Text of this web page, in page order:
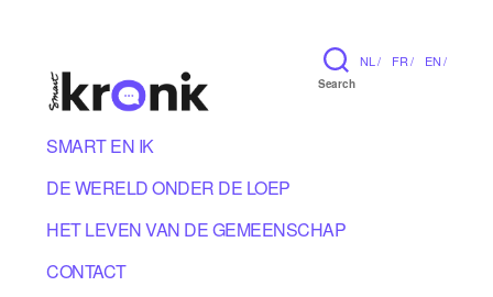
NL / FR / EN /
Search
SMART EN IK
DE WERELD ONDER DE LOEP
HET LEVEN VAN DE GEMEENSCHAP
CONTACT